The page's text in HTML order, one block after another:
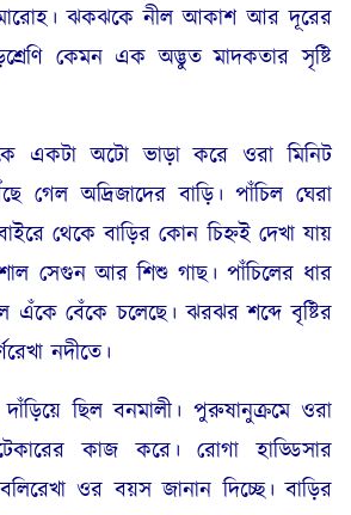
ঝকঝকে নীল আকাশ আর দূরের
কেমন এক অদ্ভুত মাদকতার সৃষ্টি
অটো ভাড়া করে ওরা মিনিট
গেল অদ্রিজাদের বাড়ি। পাঁচিল ঘেরা
থেকে বাড়ির কোন চিহ্নই দেখা যায়
সেগুন আর শিশু গাছ। পাঁচিলের ধার
এঁকে বেঁকে চলেছে। ঝরঝর শব্দে বৃষ্টির
নদীতে।
ছিল বনমালী। পুরুষানুক্রমে ওরা
কাজ করে। রোগা হাড্ডিসার
ওর বয়স জানান দিচ্ছে। বাড়ির